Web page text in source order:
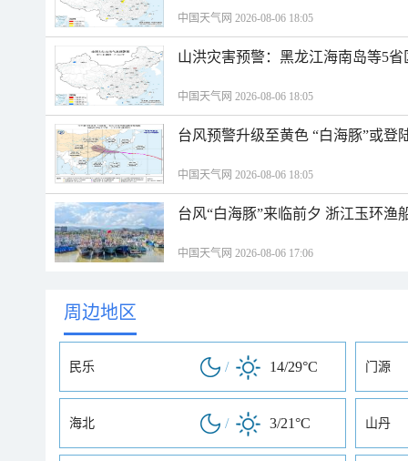
中国天气网 2026-08-06 18:05
山洪灾害预警：黑龙江海南岛等5
中国天气网 2026-08-06 18:05
台风预警升级至黄色 “白海豚”或登
中国天气网 2026-08-06 18:05
台风“白海豚”来临前夕 浙江玉环渔
中国天气网 2026-08-06 17:06
周边地区
民乐 / 14/29°C 门源
海北 / 3/21°C 山丹